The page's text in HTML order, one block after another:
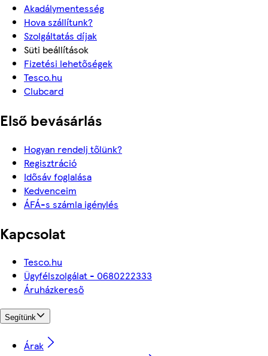
Akadálymentesség
Hova szállítunk?
Szolgáltatás díjak
Süti beállítások
Fizetési lehetőségek
Tesco.hu
Clubcard
Első bevásárlás
Hogyan rendelj tőlünk?
Regisztráció
Idősáv foglalása
Kedvenceim
ÁFÁ-s számla igénylés
Kapcsolat
Tesco.hu
Ügyfélszolgálat - 0680222333
Áruházkereső
Segítünk
Árak